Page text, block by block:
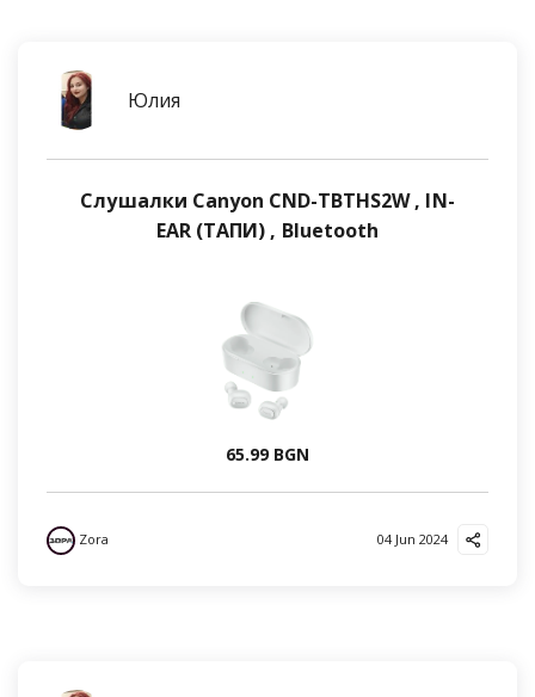
Юлия
Слушалки Canyon CND-TBTHS2W , IN-
EAR (ТАПИ) , Bluetooth
65.99 BGN
Zora 04 Jun 2024